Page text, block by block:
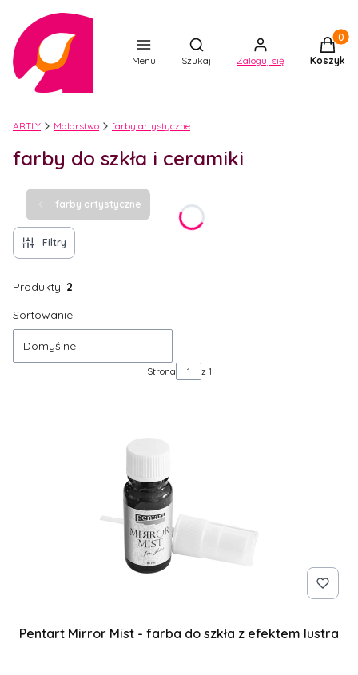
Menu
Otwórz wyszukiwarkę
Szukaj Zaloguj się Koszyk
ARTLY Malarstwo farby artystyczne
farby do szkła i ceramiki
farby artystyczne
Filtry
Produkty: 2
Lista produktów
Sortowanie:
Domyślne
Strona z 1
Pentart Mirror Mist - farba do szkła z efektem lustra